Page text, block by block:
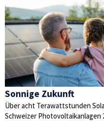
Sonnige Zukunft
Über acht Terawattstunden
Schweizer Photovoltaikanlagen